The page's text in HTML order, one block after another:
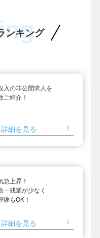
ンキング
入の非公開求人を
ご紹介！
詳細を見る
急上昇！
・残業が少なく
験もOK！
詳細を見る